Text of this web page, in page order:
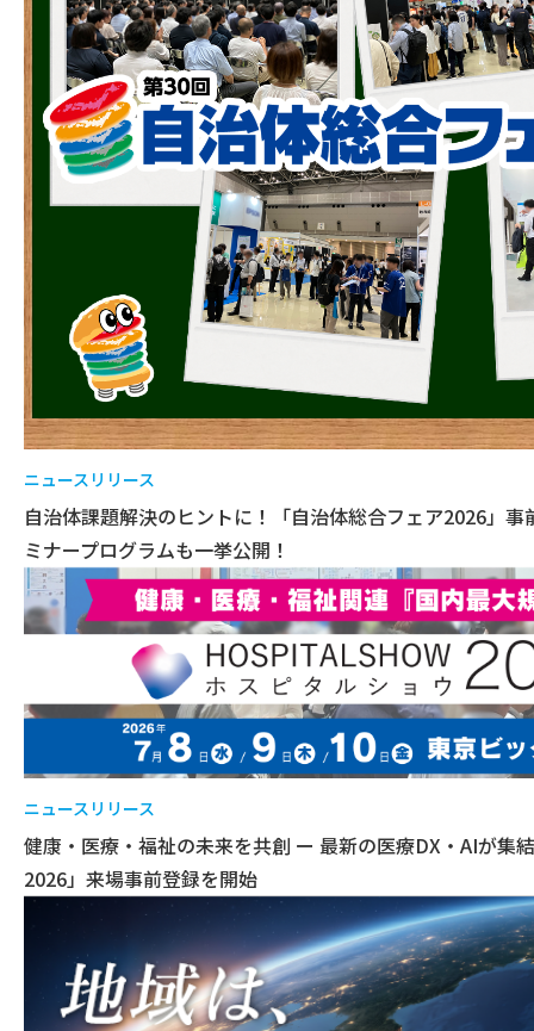
ニュースリリース
自治体課題解決のヒントに！「自治体総合フェア2026」
ミナープログラムも一挙公開！
ニュースリリース
健康・医療・福祉の未来を共創 ー 最新の医療DX・AIが集
2026」来場事前登録を開始